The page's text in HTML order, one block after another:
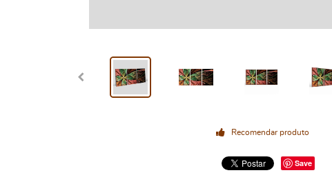
Recomendar produto
Save